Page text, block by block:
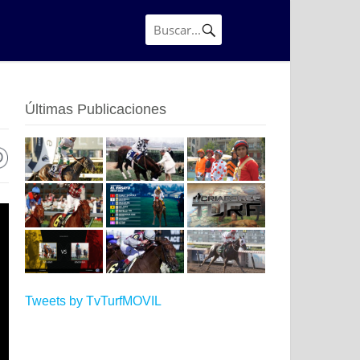
Últimas Publicaciones
Tweets by TvTurfMOVIL